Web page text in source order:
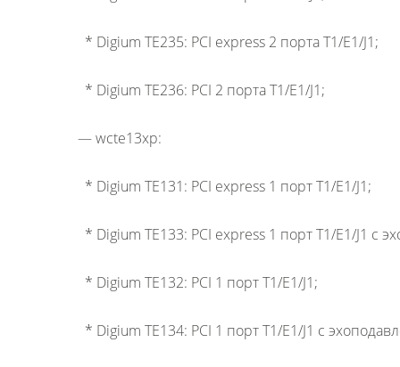
* Digium TE235: PCI express 2 порта T1/E1/J1;
* Digium TE236: PCI 2 порта T1/E1/J1;
— wcte13xp:
* Digium TE131: PCI express 1 порт T1/E1/J1;
* Digium TE133: PCI express 1 порт T1/E1/J1 с
* Digium TE132: PCI 1 порт T1/E1/J1;
* Digium TE134: PCI 1 порт T1/E1/J1 с